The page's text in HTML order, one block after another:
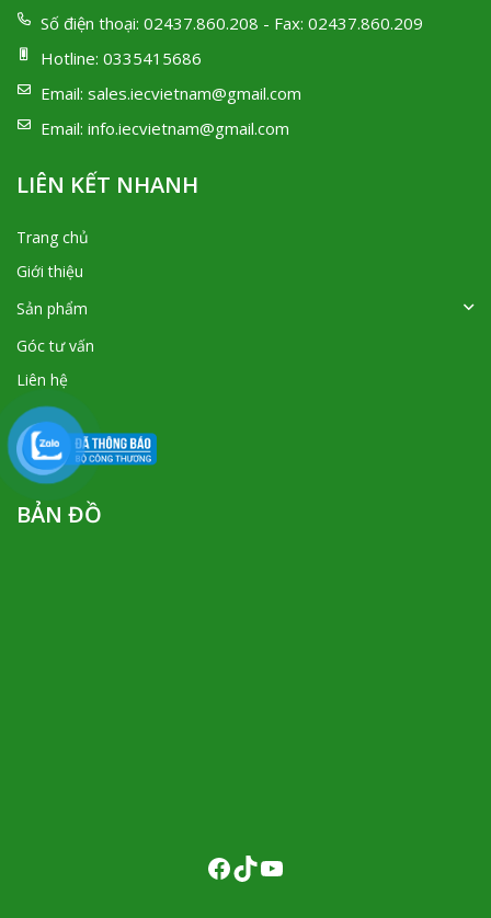
Số điện thoại: 02437.860.208 - Fax: 02437.860.209
Hotline: 0335415686
Email: sales.iecvietnam@gmail.com
Email: info.iecvietnam@gmail.com
LIÊN KẾT NHANH
Trang chủ
Giới thiệu
Sản phẩm
Góc tư vấn
Liên hệ
BẢN ĐỒ